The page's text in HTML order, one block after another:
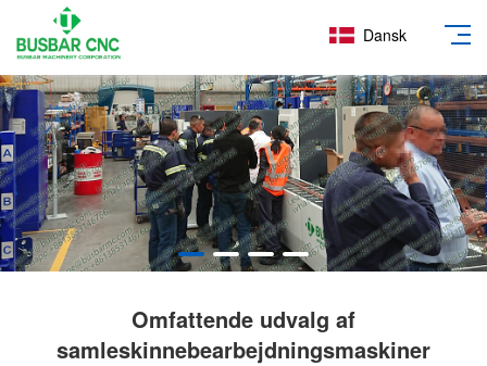
Dansk
Omfattende udvalg af
samleskinnebearbejdningsmaskiner